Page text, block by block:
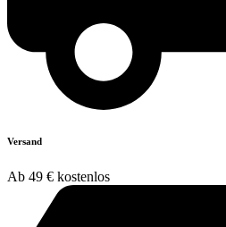
Versand
Ab 49 € kostenlos